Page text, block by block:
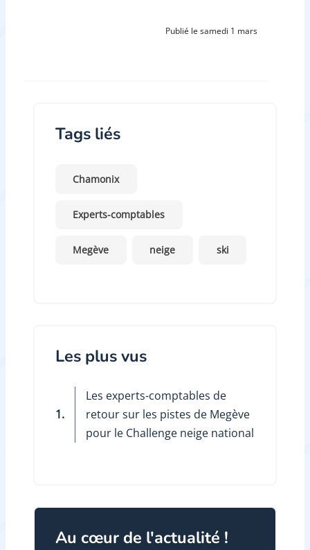
Publié le samedi 1 mars
Tags liés
Chamonix
Experts-comptables
Megève neige ski
Les plus vus
1.
Les experts-comptables de
retour sur les pistes de Megève
pour le Challenge neige national
Au cœur de l'actualité !